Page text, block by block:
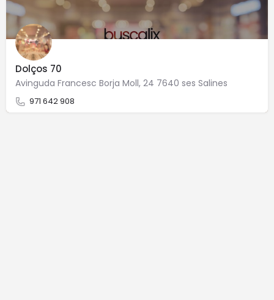
Dolços 70
Avinguda Francesc Borja Moll, 24 7640 ses Salines
971 642 908